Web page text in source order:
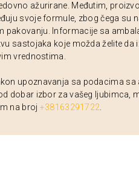
ažurirane. Međutim,
svoje formule, zbog čega su
pakovanju. Informacije sa
sastojaka koje možda želite da
vrednostima.
upoznavanja sa podacima sa
dobar izbor za vašeg ljubimca,
na broj +38163291722